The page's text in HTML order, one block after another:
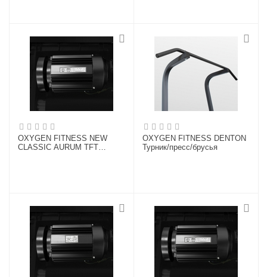
OXYGEN FITNESS NEW
CLASSIC AURUM TFT
OXYGEN FITNESS DENTON
Турник/пресс/брусья